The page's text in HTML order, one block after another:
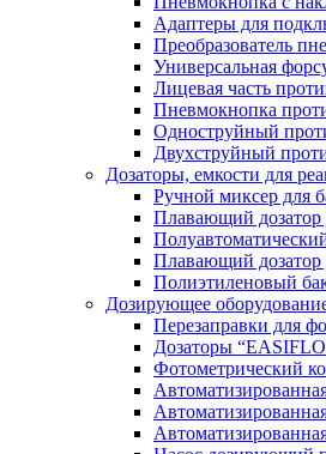
Адаптеры для
Преобразователь
Универсальная
Лицевая часть
Пневмокнопка
Одноструйный
Двухструйный
Дозаторы, емкости для
Ручной миксер для
Плавающий дозатор
Плавающий дозатор
Полиэтиленовый
Дозирующее
Перезаправки для
Дозаторы
Фотометрический